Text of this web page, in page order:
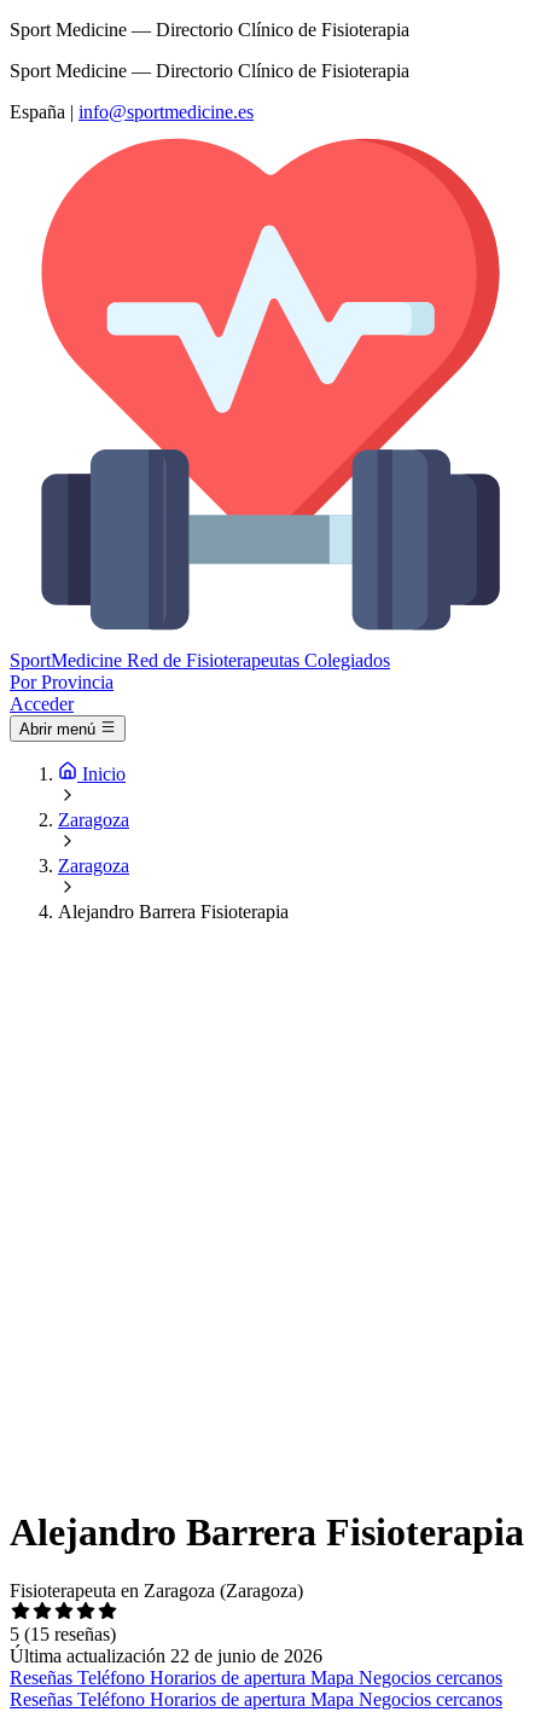
Sport Medicine — Directorio Clínico de Fisioterapia
Sport Medicine — Directorio Clínico de Fisioterapia
España | info@sportmedicine.es
SportMedicine Red de Fisioterapeutas Colegiados
Por Provincia
Acceder
Abrir menú
Inicio
Zaragoza
Zaragoza
Alejandro Barrera Fisioterapia
Alejandro Barrera Fisioterapia
Fisioterapeuta en Zaragoza (Zaragoza)
5 (15 reseñas)
Última actualización 22 de junio de 2026
Reseñas Teléfono Horarios de apertura Mapa Negocios cercanos
Reseñas Teléfono Horarios de apertura Mapa Negocios cercanos